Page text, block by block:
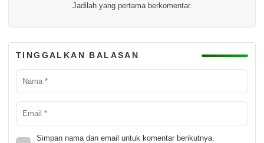
Jadilah yang pertama berkomentar.
TINGGALKAN BALASAN
Simpan nama dan email untuk komentar berikutnya.